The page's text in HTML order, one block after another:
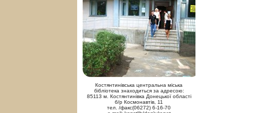
Костянтинівська центральна міська
бібліотека знаходиться за адресою:
85113 м. Костянтинівка Донецької області
б/р Космонавтів, 11
тел. /факс(06272) 6-16-70